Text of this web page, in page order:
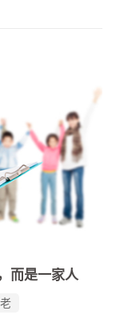
而是一家人